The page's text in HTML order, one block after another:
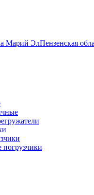
Марий ЭлПензенская
погрузчики